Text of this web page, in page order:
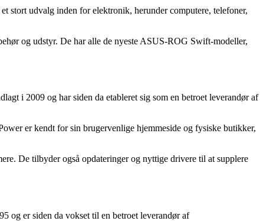
stort udvalg inden for elektronik, herunder computere, telefoner,
og udstyr. De har alle de nyeste ASUS-ROG Swift-modeller,
i 2009 og har siden da etableret sig som en betroet leverandør af
er kendt for sin brugervenlige hjemmeside og fysiske butikker,
De tilbyder også opdateringer og nyttige drivere til at supplere
og er siden da vokset til en betroet leverandør af